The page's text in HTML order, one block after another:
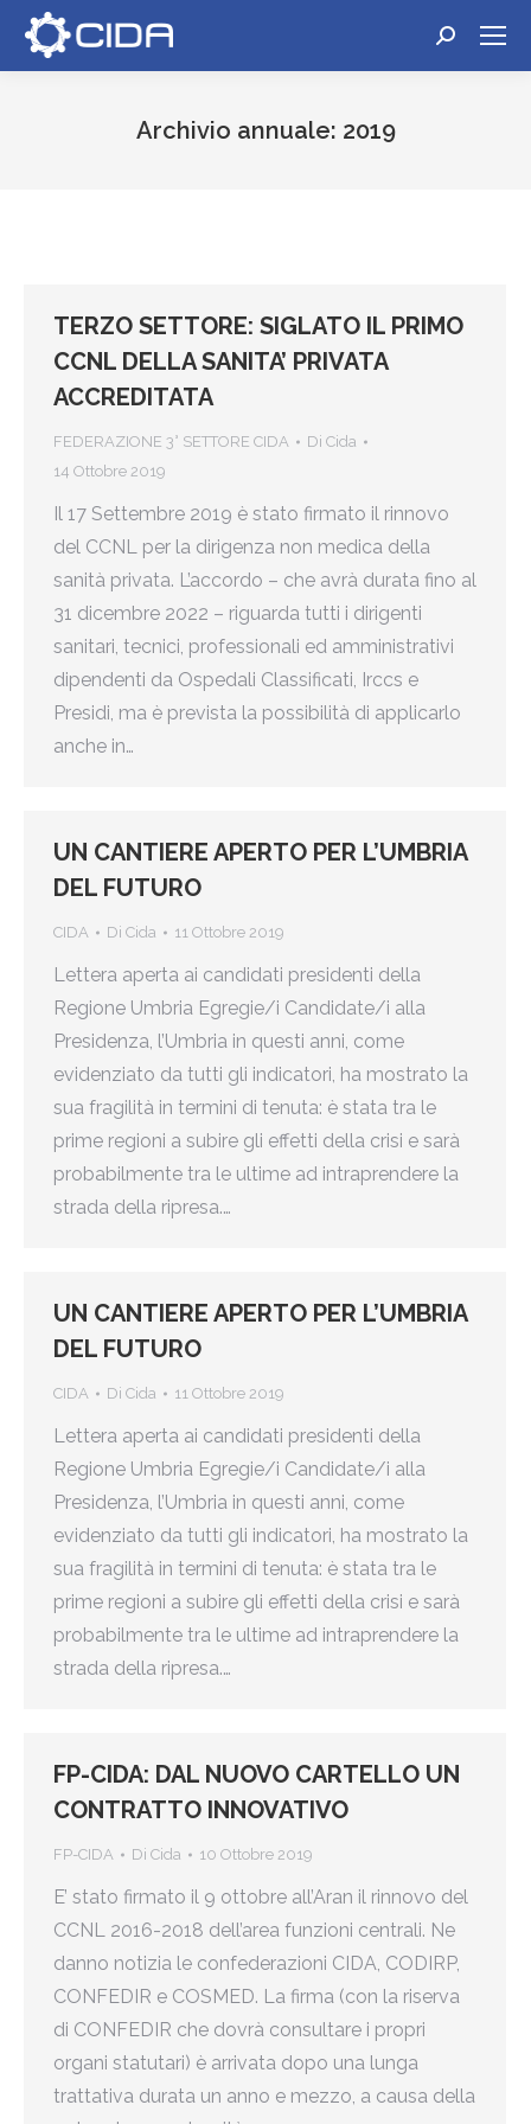
Cerca:
Archivio annuale: 2019
TERZO SETTORE: SIGLATO IL PRIMO
CCNL DELLA SANITA’ PRIVATA
ACCREDITATA
FEDERAZIONE 3° SETTORE CIDA Di Cida
14 Ottobre 2019
Il 17 Settembre 2019 è stato firmato il rinnovo
del CCNL per la dirigenza non medica della
sanità privata. L’accordo – che avrà durata fino al
31 dicembre 2022 – riguarda tutti i dirigenti
sanitari, tecnici, professionali ed amministrativi
dipendenti da Ospedali Classificati, Irccs e
Presidi, ma è prevista la possibilità di applicarlo
anche in…
UN CANTIERE APERTO PER L’UMBRIA
DEL FUTURO
CIDA Di Cida 11 Ottobre 2019
Lettera aperta ai candidati presidenti della
Regione Umbria Egregie/i Candidate/i alla
Presidenza, l’Umbria in questi anni, come
evidenziato da tutti gli indicatori, ha mostrato la
sua fragilità in termini di tenuta: è stata tra le
prime regioni a subire gli effetti della crisi e sarà
probabilmente tra le ultime ad intraprendere la
strada della ripresa.…
UN CANTIERE APERTO PER L’UMBRIA
DEL FUTURO
CIDA Di Cida 11 Ottobre 2019
Lettera aperta ai candidati presidenti della
Regione Umbria Egregie/i Candidate/i alla
Presidenza, l’Umbria in questi anni, come
evidenziato da tutti gli indicatori, ha mostrato la
sua fragilità in termini di tenuta: è stata tra le
prime regioni a subire gli effetti della crisi e sarà
probabilmente tra le ultime ad intraprendere la
strada della ripresa.…
FP-CIDA: DAL NUOVO CARTELLO UN
CONTRATTO INNOVATIVO
FP-CIDA Di Cida 10 Ottobre 2019
E’ stato firmato il 9 ottobre all’Aran il rinnovo del
CCNL 2016-2018 dell’area funzioni centrali. Ne
danno notizia le confederazioni CIDA, CODIRP,
CONFEDIR e COSMED. La firma (con la riserva
di CONFEDIR che dovrà consultare i propri
organi statutari) è arrivata dopo una lunga
trattativa durata un anno e mezzo, a causa della